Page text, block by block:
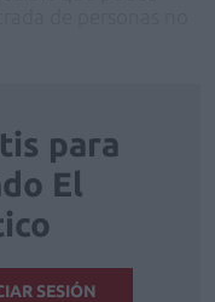
para
El
SESIÓN